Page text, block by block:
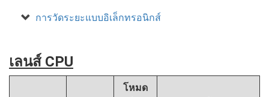
การวัดระยะแบบอิเล็กทรอนิกส์
เลนส์ CPU
โหมด